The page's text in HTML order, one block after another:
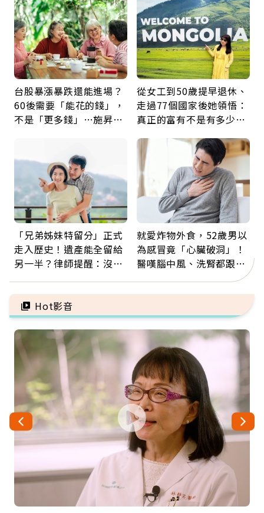
台股暴漲暴跌還能進場？
60後需要「能花的錢」，
不是「更多錢」…施昇
從女工到50歲提早退休、
走過77個國家後她領悟：
真正的富有不是有多少
自由
「兄弟姊妹特留分」正式
走入歷史！遺產能全留給
另一半？律師提醒：沒做
就愛炸物外食，52歲男以
為感冒竟「心臟破洞」！
醫嘆腦中風、洗腎都跟它
有關：4警訊是心臟在呼
救
Hot影音